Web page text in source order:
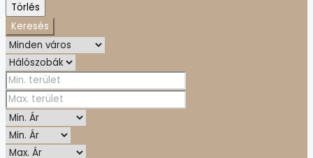
Törlés
Keresés